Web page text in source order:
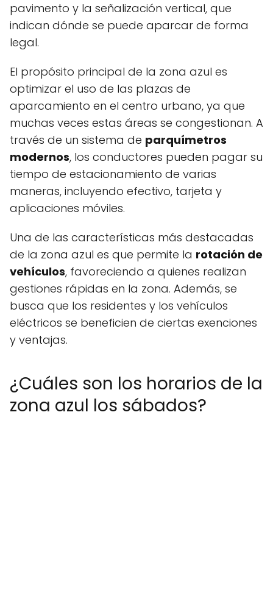
pavimento y la señalización vertical, que
indican dónde se puede aparcar de forma
legal.
El propósito principal de la zona azul es
optimizar el uso de las plazas de
aparcamiento en el centro urbano, ya que
muchas veces estas áreas se congestionan. A
través de un sistema de parquímetros
modernos, los conductores pueden pagar su
tiempo de estacionamiento de varias
maneras, incluyendo efectivo, tarjeta y
aplicaciones móviles.
Una de las características más destacadas
de la zona azul es que permite la rotación de
vehículos, favoreciendo a quienes realizan
gestiones rápidas en la zona. Además, se
busca que los residentes y los vehículos
eléctricos se beneficien de ciertas exenciones
y ventajas.
¿Cuáles son los horarios de la
zona azul los sábados?